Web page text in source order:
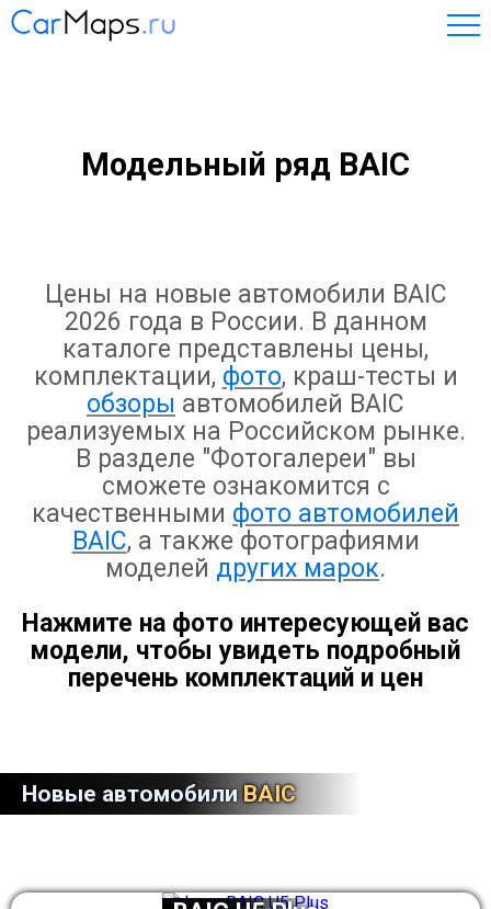
Модельный ряд BAIC
Цены на новые автомобили BAIC
2026 года в России. В данном
каталоге представлены цены,
комплектации, фото, краш-тесты и
обзоры автомобилей BAIC
реализуемых на Российском рынке.
В разделе "Фотогалереи" вы
сможете ознакомится с
качественными фото автомобилей
BAIC, а также фотографиями
моделей других марок.
Нажмите на фото интересующей вас
модели, чтобы увидеть подробный
перечень комплектаций и цен
Новые автомобили BAIC